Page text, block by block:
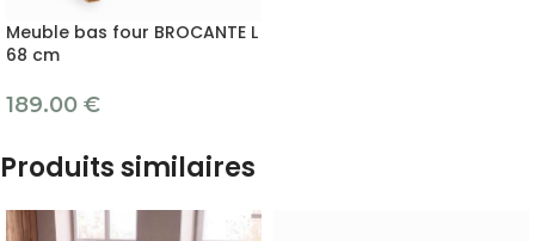
Meuble bas four BROCANTE L
68 cm
189.00 €
Produits similaires